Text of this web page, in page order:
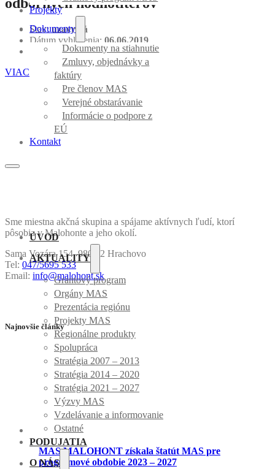
Projekty
Dokumenty
Dokumenty na stiahnutie
Zmluvy, objednávky a
faktúry
Pre členov MAS
Verejné obstarávanie
Informácie o podpore z
EÚ
Kontakt
ÚVOD
AKTUALITY
Grantový program
Orgány MAS
Prezentácia regiónu
Projekty MAS
Regionálne produkty
Spolupráca
Stratégia 2007 – 2013
Stratégia 2014 – 2020
Stratégia 2021 – 2027
Výzvy MAS
Vzdelávanie a informovanie
Ostatné
PODUJATIA
O NÁS
odborných hodnotiteľov
Stav:uzavretá
Dátum vyhlásenia: 06.06.2019
Dátum uzavretia:31.07.2019
VIAC INFORMÁCIÍ K VÝZVE
Sme miestna akčná skupina a spájame aktívnych ľudí, ktorí
pôsobia v Malohonte a jeho okolí.
Sama Vozára 154, 980 52 Hrachovo
Tel: 047/5695 533
Email: info@malohont.sk
Najnovšie články
MAS MALOHONT získala štatút MAS pre
programové obdobie 2023 – 2027